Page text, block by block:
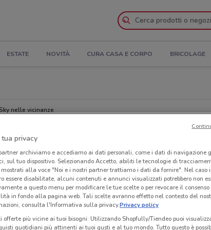
ESTATE NOVITÀ CURA CASA E CORPO BRICOLAGE
nelle vicinanze
privacy
archiviamo e accediamo ai dati personali, come i dati di navigazione
sul tuo dispositivo. Selezionando Accetto, abiliti le tecnologie di
mostrati alla voce "Noi e i nostri partner trattiamo i dati da fornire". Nel caso
essere disabilitate, alcuni contenuti e annunci visualizzati potrebbero non
a questo menu per modificare le tue scelte o per revocare il
in fondo alla pagina web. Tali scelte avranno effetto nel contesto del
consulta l'Informativa sulla privacy.Privacy policy
più vicine ai tuoi bisogni: Utilizzando Shopfully/Tiendeo puoi
quotidiani più attinenti ai tuoi gusti e al tuo mondo. Tutto questo è